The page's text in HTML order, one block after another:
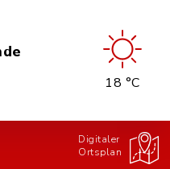
18 °C
Digitaler
Ortsplan